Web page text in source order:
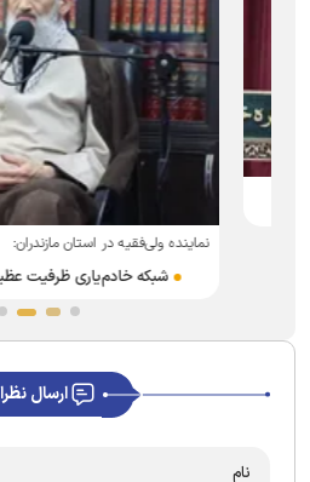
نماینده ولی‌فقیه در استان مازندران:
شبکه خادم‌یاری ظرفیت عظیم
ارسال